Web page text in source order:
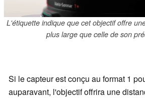
L'étiquette indique que cet objectif offre
plus large que celle de son
Si le capteur est conçu au format 1
auparavant, l'objectif offrira une